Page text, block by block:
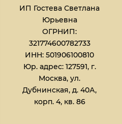
ИП Гостева Светлана
Юрьевна​
ОГРНИП:
321774600782733
ИНН: 501906100810
Юр. адрес: 127591, г.
Москва, ул.
Дубнинская, д. 40А,
корп. 4, кв. 86